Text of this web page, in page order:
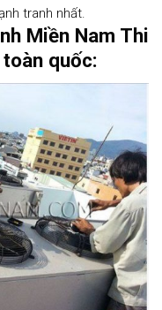
tranh nhất.
Miền Nam Thi
quốc: